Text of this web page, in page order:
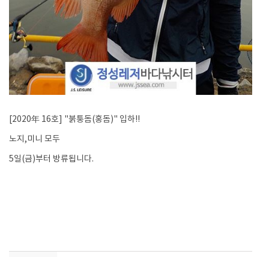
[2020年 16호] "붉퉁돔(홍돔)" 입하!!
노지,미니 모두
5일(금)부터 방류됩니다.